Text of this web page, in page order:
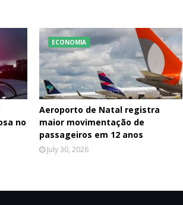
no
ECONOMIA
Aeroporto de Natal registra
maior movimentação de
passageiros em 12 anos
July 30, 2026